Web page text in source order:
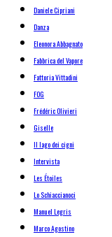
Daniele Cipriani
Danza
Eleonora Abbagnato
Fabbrica del Vapore
Fattoria Vittadini
FOG
Frédéric Olivieri
Giselle
Il lago dei cigni
Intervista
Les Étoiles
Lo Schiaccianoci
Manuel Legris
Marco Agostino